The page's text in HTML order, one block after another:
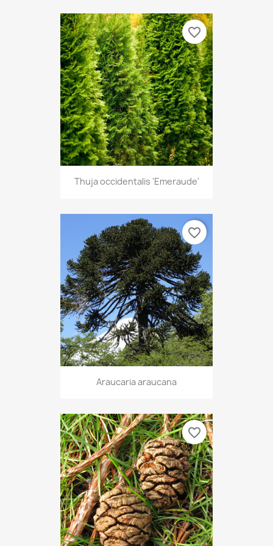
Thuja occidentalis 'Emeraude'
favorite_border
Araucaria araucana
favorite_border
favorite_border